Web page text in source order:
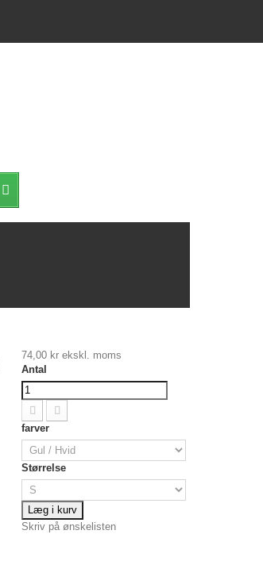
74,00 kr ekskl. moms
Antal
farver
Størrelse
Læg i kurv
Skriv på ønskelisten